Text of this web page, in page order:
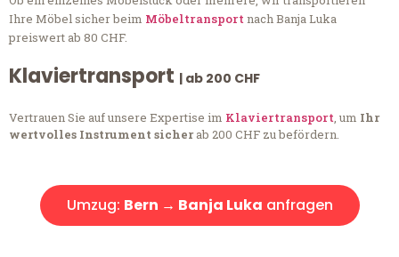
Ihre Möbel sicher beim Möbeltransportnach Banja Luka
preiswert ab 80 CHF.
Klaviertransport | ab 200 CHF
Vertrauen Sie auf unsere Expertise im Klaviertransport, um Ihr
wertvolles Instrument sicherab 200 CHF zu befördern.
Umzug: Bern → Banja Luka anfragen